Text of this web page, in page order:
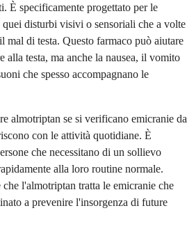
È specificamente progettato per le
quei disturbi visivi o sensoriali che a volte
di testa. Questo farmaco può aiutare
alla testa, ma anche la nausea, il vomito
che spesso accompagnano le
almotriptan se si verificano emicranie da
con le attività quotidiane. È
che necessitano di un sollievo
alla loro routine normale.
l'almotriptan tratta le emicranie che
a prevenire l'insorgenza di future